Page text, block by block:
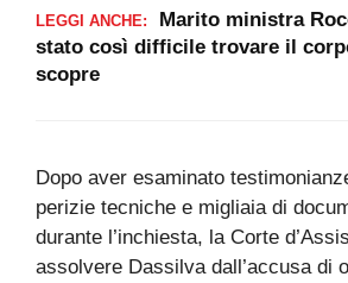
LEGGI ANCHE:
Marito ministra
stato così difficile trovare il
scopre
Dopo aver esaminato
perizie tecniche e migliaia di
durante l’inchiesta, la Corte
assolvere Dassilva dall’accusa di